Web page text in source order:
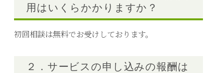
用はいくらかかりますか？
初回相談は無料でお受けしております。
２．サービスの申し込みの報酬は